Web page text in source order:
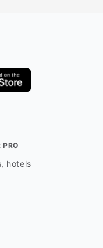
PRO
hotels